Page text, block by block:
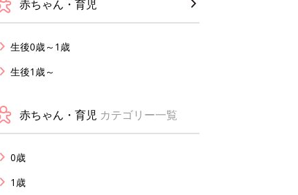
赤ちゃん・育児
生後0歳～1歳
生後1歳～
赤ちゃん・育児 カテゴリー一覧
0歳
1歳